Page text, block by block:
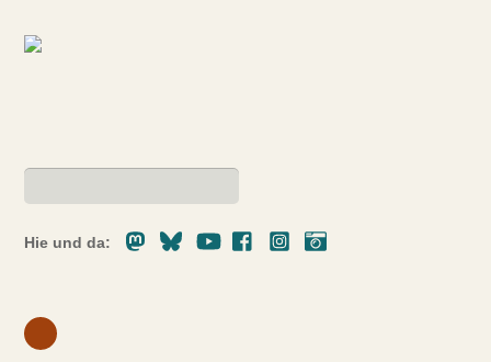
Hie und da:
MastodonBlueskyYoutubeFacebookInstagram